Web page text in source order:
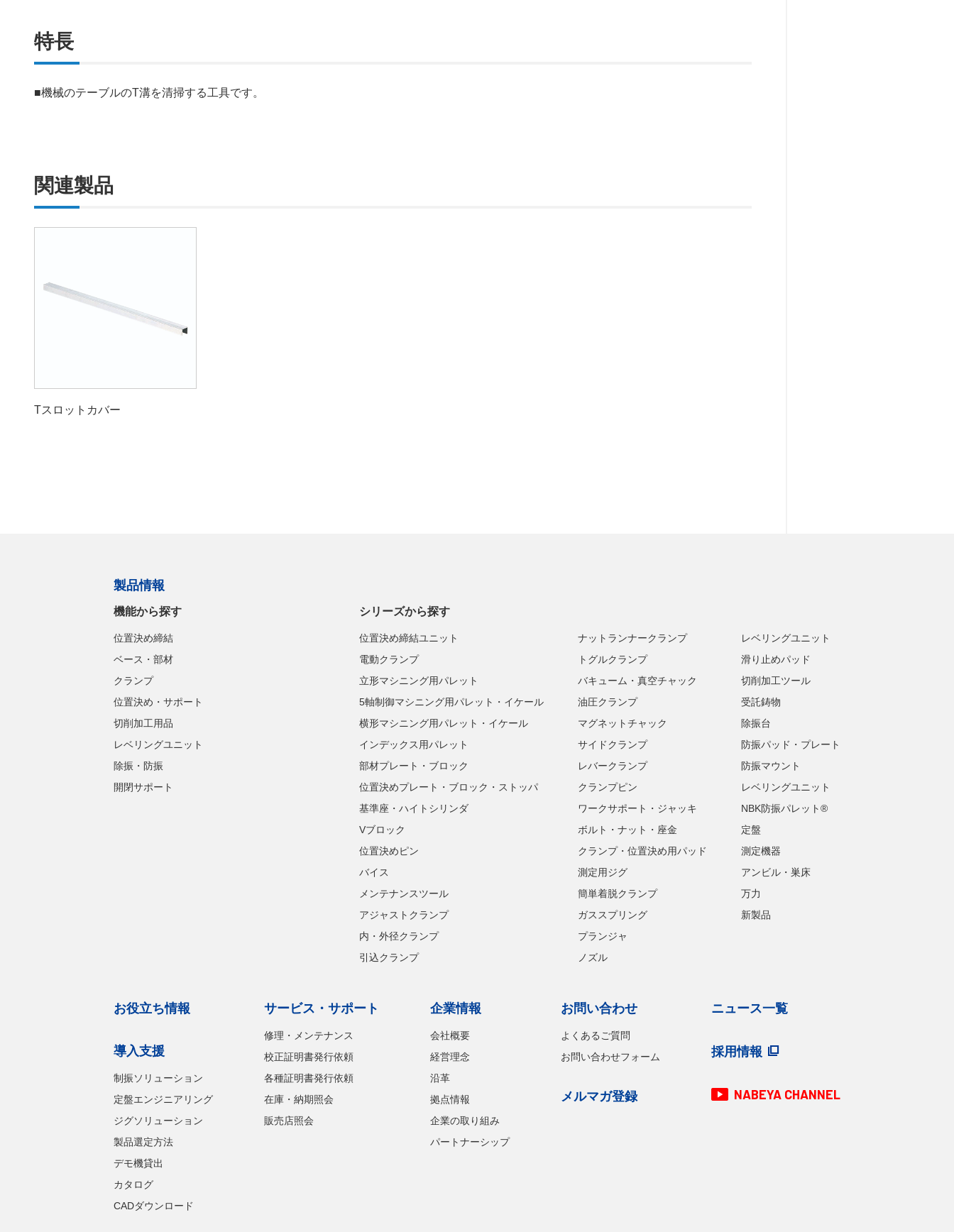
特長
■機械のテーブルのT溝を清掃する工具です。
関連製品
Tスロットカバー
製品情報
機能から探す
位置決め締結
ベース・部材
クランプ
位置決め・サポート
切削加工用品
レベリングユニット
除振・防振
開閉サポート
シリーズから探す
位置決め締結ユニット
電動クランプ
立形マシニング用パレット
5軸制御マシニング用パレット・イケール
横形マシニング用パレット・イケール
インデックス用パレット
部材プレート・ブロック
位置決めプレート・ブロック・ストッパ
基準座・ハイトシリンダ
Vブロック
位置決めピン
バイス
メンテナンスツール
アジャストクランプ
内・外径クランプ
引込クランプ
ナットランナークランプ
トグルクランプ
バキューム・真空チャック
油圧クランプ
マグネットチャック
サイドクランプ
レバークランプ
クランプピン
ワークサポート・ジャッキ
ボルト・ナット・座金
クランプ・位置決め用パッド
測定用ジグ
簡単着脱クランプ
ガススプリング
プランジャ
ノズル
レベリングユニット
滑り止めパッド
切削加工ツール
受託鋳物
除振台
防振パッド・プレート
防振マウント
レベリングユニット
NBK防振パレット®
定盤
測定機器
アンビル・巣床
万力
新製品
お役立ち情報
導入支援
制振ソリューション
定盤エンジニアリング
ジグソリューション
製品選定方法
デモ機貸出
カタログ
CADダウンロード
サービス・サポート
修理・メンテナンス
校正証明書発行依頼
各種証明書発行依頼
在庫・納期照会
販売店照会
企業情報
会社概要
経営理念
沿革
拠点情報
企業の取り組み
パートナーシップ
お問い合わせ
よくあるご質問
お問い合わせフォーム
メルマガ登録
ニュース一覧
採用情報
NABEYA CHANNEL